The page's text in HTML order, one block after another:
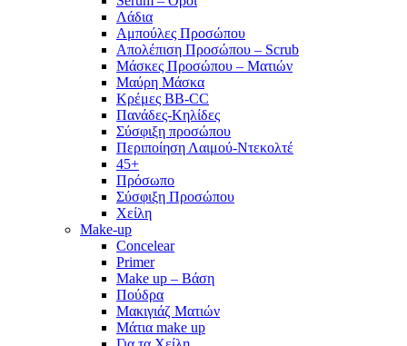
Λάδια
Αμπούλες Προσώπου
Απολέπιση Προσώπου – Scrub
Μάσκες Προσώπου – Ματιών
Μαύρη Μάσκα
Κρέμες BB-CC
Πανάδες-Κηλίδες
Σύσφιξη προσώπου
Περιποίηση Λαιμού-Ντεκολτέ
45+
Πρόσωπο
Σύσφιξη Προσώπου
Χείλη
Make-up
Concelear
Primer
Make up – Βάση
Πούδρα
Μακιγιάζ Ματιών
Μάτια make up